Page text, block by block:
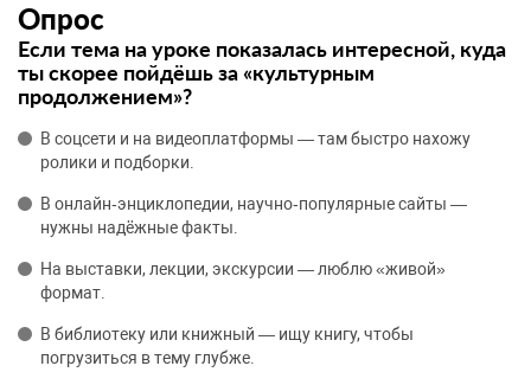
Опрос
Если тема на уроке показалась интересной, куда
ты скорее пойдёшь за «культурным
продолжением»?
В соцсети и на видеоплатформы — там быстро нахожу
ролики и подборки.
В онлайн‑энциклопедии, научно‑популярные сайты —
нужны надёжные факты.
На выставки, лекции, экскурсии — люблю «живой»
формат.
В библиотеку или книжный — ищу книгу, чтобы
погрузиться в тему глубже.